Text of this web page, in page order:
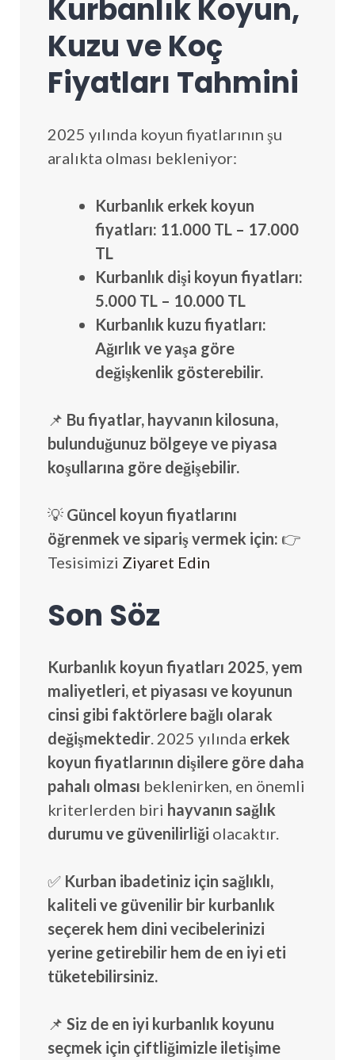
Kurbanlık Koyun,
Kuzu ve Koç
Fiyatları Tahmini
2025 yılında koyun fiyatlarının şu
aralıkta olması bekleniyor:
Kurbanlık erkek koyun
fiyatları: 11.000 TL – 17.000
TL
Kurbanlık dişi koyun fiyatları:
5.000 TL – 10.000 TL
Kurbanlık kuzu fiyatları:
Ağırlık ve yaşa göre
değişkenlik gösterebilir.
📌 Bu fiyatlar, hayvanın kilosuna,
bulunduğunuz bölgeye ve piyasa
koşullarına göre değişebilir.
💡 Güncel koyun fiyatlarını
öğrenmek ve sipariş vermek için: 👉
Tesisimizi Ziyaret Edin
Son Söz
Kurbanlık koyun fiyatları 2025,yem
maliyetleri, et piyasası ve koyunun
cinsi gibi faktörlere bağlı olarak
değişmektedir. 2025 yılında erkek
koyun fiyatlarının dişilere göre daha
pahalı olması beklenirken, en önemli
kriterlerden biri hayvanın sağlık
durumu ve güvenilirliği olacaktır.
✅ Kurban ibadetiniz için sağlıklı,
kaliteli ve güvenilir bir kurbanlık
seçerek hem dini vecibelerinizi
yerine getirebilir hem de en iyi eti
tüketebilirsiniz.
📌Siz de en iyi kurbanlık koyunu
seçmek için çiftliğimizle iletişime